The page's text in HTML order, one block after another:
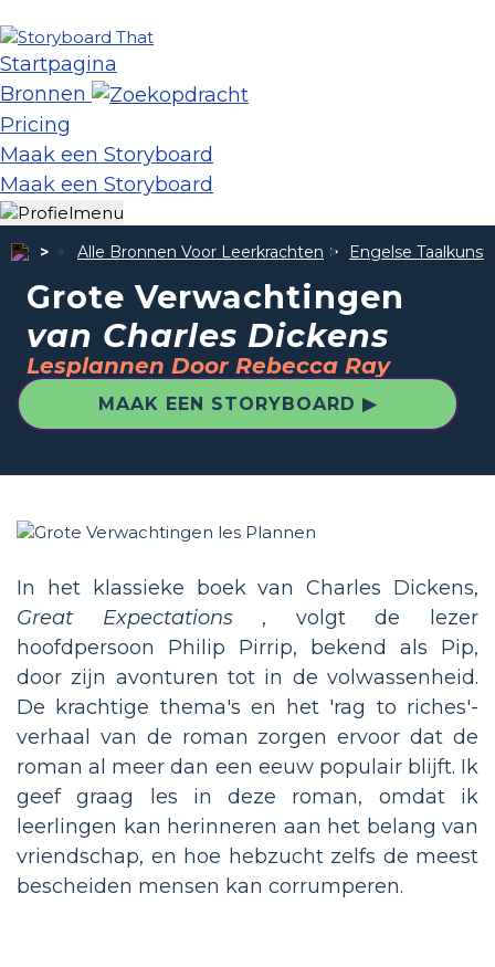
Startpagina
Bronnen
Pricing
Maak een Storyboard
Maak een Storyboard
Alle Bronnen Voor Leerkrachten Engelse Taalkunst
Grote Verwachtingen
van Charles Dickens
Lesplannen Door Rebecca Ray
MAAK EEN STORYBOARD ▶
In het klassieke boek van Charles Dickens,
Great Expectations, volgt de lezer
hoofdpersoon Philip Pirrip, bekend als Pip,
door zijn avonturen tot in de volwassenheid.
De krachtige thema's en het 'rag to riches'-
verhaal van de roman zorgen ervoor dat de
roman al meer dan een eeuw populair blijft. Ik
geef graag les in deze roman, omdat ik
leerlingen kan herinneren aan het belang van
vriendschap, en hoe hebzucht zelfs de meest
bescheiden mensen kan corrumperen.